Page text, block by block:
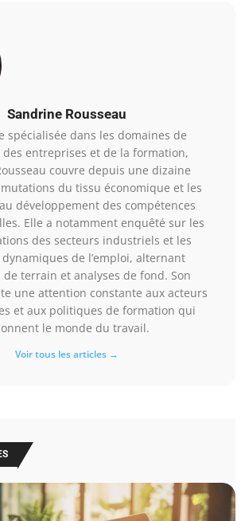
Sandrine Rousseau
spécialisée dans les domaines de
des entreprises et de la formation,
couvre depuis une dizaine
mutations du tissu économique et les
développement des compétences
Elle a notamment enquêté sur les
des secteurs industriels et les
de l’emploi, alternant
de terrain et analyses de fond. Son
une attention constante aux acteurs
et aux politiques de formation qui
le monde du travail.
Voir tous les articles →